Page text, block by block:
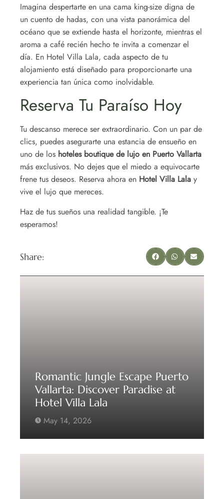
Imagina despertarte en una cama king-size digna de
un cuento de hadas, con una vista panorámica del
océano que se extiende hasta el horizonte, mientras el
aroma a café recién hecho te invita a comenzar el
día. En Hotel Villa Lala, cada aspecto de tu
alojamiento está diseñado para proporcionarte una
experiencia tan única como inolvidable.
Reserva Tu Paraíso Hoy
Tu descanso merece ser extraordinario. Con un par de
clics, puedes asegurarte una estancia de ensueño en
uno de los hoteles boutique de lujo en Puerto Vallarta
más exclusivos. No dejes que el miedo a equivocarte
frene tus deseos. Reserva ahora en Hotel Villa Lala y
vive el lujo que mereces.
Haz de tus sueños una realidad tangible. ¡Te
esperamos!
Share:
Romantic Jungle Escape Puerto
Vallarta: Discover Paradise at
Hotel Villa Lala
May 14, 2026